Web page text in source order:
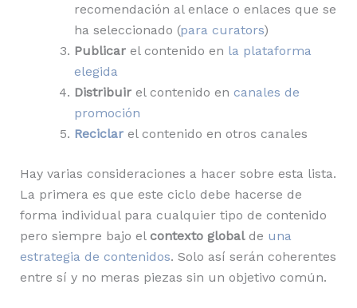
recomendación al enlace o enlaces que se
ha seleccionado (para curators)
Publicarel contenido en la plataforma
elegida
Distribuirel contenido en canales de
promoción
Reciclar el contenido en otros canales
Hay varias consideraciones a hacer sobre esta lista.
La primera es que este ciclo debe hacerse de
forma individual para cualquier tipo de contenido
pero siempre bajo el contexto globalde una
estrategia de contenidos. Solo así serán coherentes
entre sí y no meras piezas sin un objetivo común.